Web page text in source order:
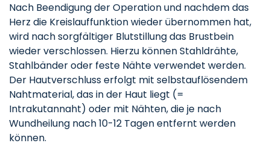
Nach Beendigung der Operation und nachdem das
Herz die Kreislauffunktion wieder übernommen hat,
wird nach sorgfältiger Blutstillung das Brustbein
wieder verschlossen. Hierzu können Stahldrähte,
Stahlbänder oder feste Nähte verwendet werden.
Der Hautverschluss erfolgt mit selbstauflösendem
Nahtmaterial, das in der Haut liegt (=
Intrakutannaht) oder mit Nähten, die je nach
Wundheilung nach 10-12 Tagen entfernt werden
können.